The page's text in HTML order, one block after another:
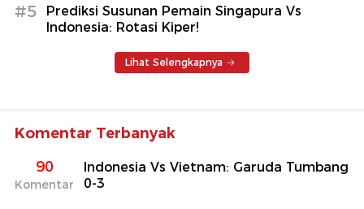
#5
Prediksi Susunan Pemain Singapura Vs
Indonesia: Rotasi Kiper!
Lihat Selengkapnya
Komentar Terbanyak
90
Komentar
Indonesia Vs Vietnam: Garuda Tumbang
0-3